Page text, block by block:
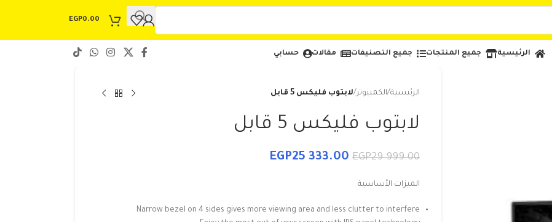
EGP0.00
الرئيسية جميع المنتجات جميع التصنيفات مقالات حسابي
الرئيسية/الكمبيوتر/لابتوب فليكس 5 قابل
لابتوب فليكس 5 قابل
EGP29 999.00
EGP25 333.00
الميزات الأساسية
Narrow bezel on 4 sides gives more viewing area and less clutter to interfere